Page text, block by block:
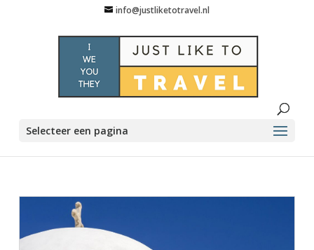
info@justliketotravel.nl
Selecteer een pagina